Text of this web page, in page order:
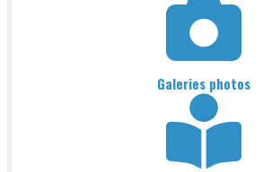
Galeries photos